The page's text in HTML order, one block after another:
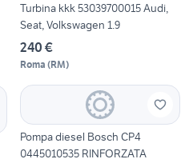
Turbina kkk 53039700015 Audi,
Seat, Volkswagen 1.9
240 €
Roma (RM)
Pompa diesel Bosch CP4
0445010535 RINFORZATA